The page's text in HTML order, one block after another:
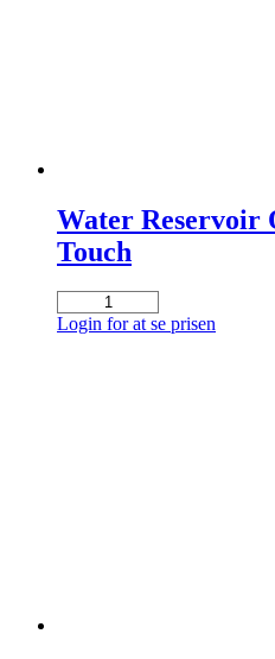
Water Reservoir
Touch
Reservoir
Login for at se prisen